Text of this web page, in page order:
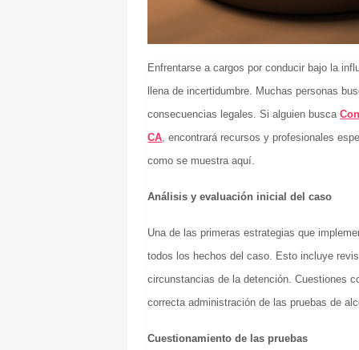
Enfrentarse a cargos por conducir bajo la
llena de incertidumbre. Muchas personas
consecuencias legales. Si alguien busca
CA , encontrará recursos y profesionales
como se muestra aquí.
Análisis y evaluación inicial del caso
Una de las primeras estrategias que
todos los hechos del caso. Esto incluye
circunstancias de la detención. Cuestiones
correcta administración de las pruebas de
Cuestionamiento de las pruebas